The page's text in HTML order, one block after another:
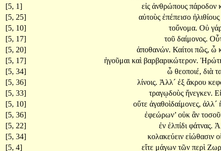
[5, 1]
εἰς ἀνθρώπους πάροδον
[5, 25]
αὐτοὺς ἐπέπεισο ἠλιθίους
[5, 10]
τοὔνομα. Οὐ
[5, 17]
τοῦ δαίμονος.
[5, 20]
ἀποθανών. Καίτοι πῶς, ὦ
[5, 17]
ἡγοῦμαι καὶ βαρβαρικώτερον.
[5, 34]
ὦ θεοποιέ, διὰ
[5, 36]
λίνοις. Ἀλλ´ ἐξ ἄκρου
[5, 33]
τραγῳδοὺς ἤνεγκεν.
[5, 10]
οὔτε ἀγαθοὶδαίμονες, ἀλλ´
[5, 36]
ἐφεώρων’ οὐκ ἂν
[5, 22]
ἐν ἐλπίδι φάτνας.
[5, 34]
κολακεύειν εἰώθασιν
[5, 4]
εἴτε μάγων τῶν περὶ